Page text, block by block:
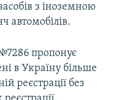
з іноземною
автомобілів.
пропонує
в Україну більше
реєстрації без